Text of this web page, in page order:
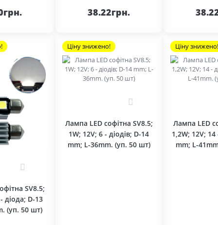
38.22грн.
До кошика До
SV8.5;
діода; D-13
(уп. 50 шт)
Ціну знижено!
Лампа LED софітна SV8.5;
1W; 12V; 6 - діодів; D-14
mm; L-36mm. (уп. 50 шт)
Ціну знижено!
Лампа LED
1,2W; 12V; 14
mm; L-